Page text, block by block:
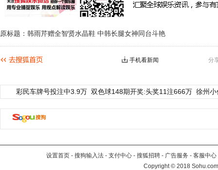
原标题：韩雨芹赠全智贤水晶鞋 中韩长腿女神同台斗艳
分
手机看新闻
彩民车牌号投注中3.9万 双色球148期开奖:头奖11注666万 徐州
设置首页 - 搜狗输入法 - 支付中心 - 搜狐招聘 - 广告服务 - 客服中心
Copyright©2018